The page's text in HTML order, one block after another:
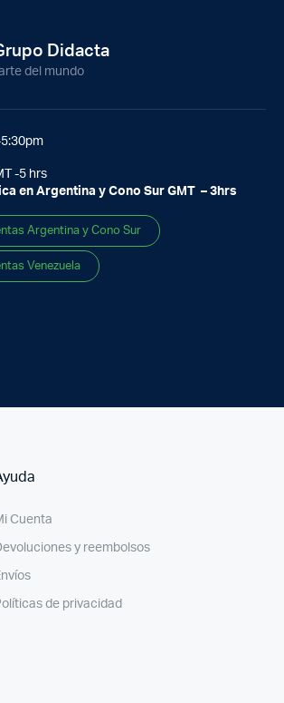
Didacta
del mundo
5:30pm
-5 hrs
en Argentina y Cono Sur GMT – 3hrs
Argentina y Cono Sur
Venezuela
Cuenta
y reembolsos
de privacidad